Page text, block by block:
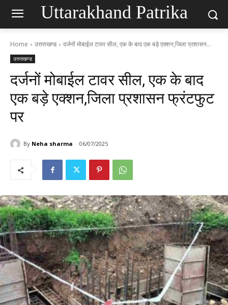
Uttarakhand Patrika
Home उत्तराखण्ड दर्जनों मोबाईल टावर सील, एक के बाद एक बड़े एक्शन,जिला प्रशासन...
उत्तराखण्ड
दर्जनों मोबाईल टावर सील, एक के बाद
एक बड़े एक्शन,जिला प्रशासन फ्रंटफुट
पर
By Neha sharma 06/07/2025